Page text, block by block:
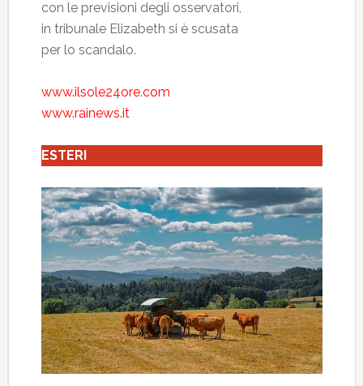
con le previsioni degli osservatori,
in tribunale Elizabeth si è scusata
per lo scandalo.
www.ilsole24ore.com
www.rainews.it
ESTERI